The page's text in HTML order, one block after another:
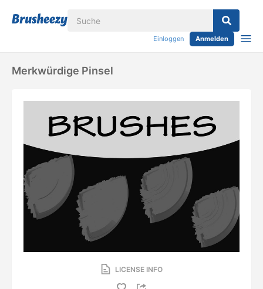
Einloggen Anmelden
Merkwürdige Pinsel
LICENSE INFO